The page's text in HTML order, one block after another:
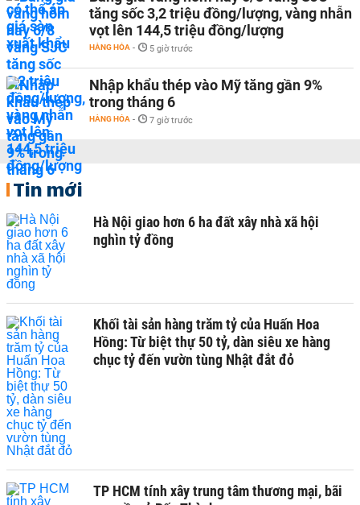
tăng sốc 3,2 triệu đồng/lượng, vàng nhẫn
vọt lên 144,5 triệu đồng/lượng
HÀNG HÓA - 5 giờ trước
Nhập khẩu thép vào Mỹ tăng gần 9%
trong tháng 6
HÀNG HÓA - 7 giờ trước
Tin mới
Hà Nội giao hơn 6 ha đất xây nhà xã hội
nghìn tỷ đồng
Khối tài sản hàng trăm tỷ của Huấn Hoa
Hồng: Từ biệt thự 50 tỷ, dàn siêu xe hàng
chục tỷ đến vườn tùng Nhật đắt đỏ
TP HCM tính xây trung tâm thương mại, bãi